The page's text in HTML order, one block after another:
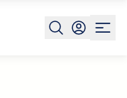
Ginocchio Rubano